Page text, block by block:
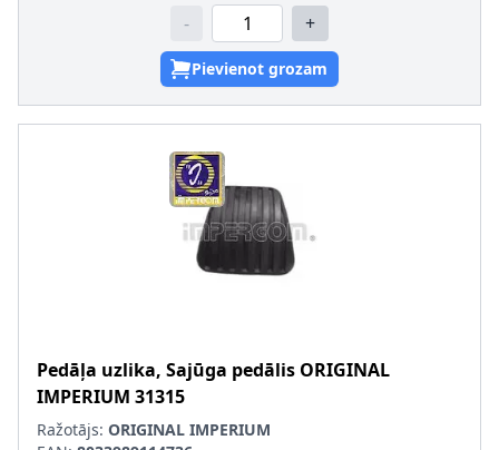
- +
Pievienot grozam
Pedāļa uzlika, Sajūga pedālis ORIGINAL
IMPERIUM 31315
Ražotājs: ORIGINAL IMPERIUM